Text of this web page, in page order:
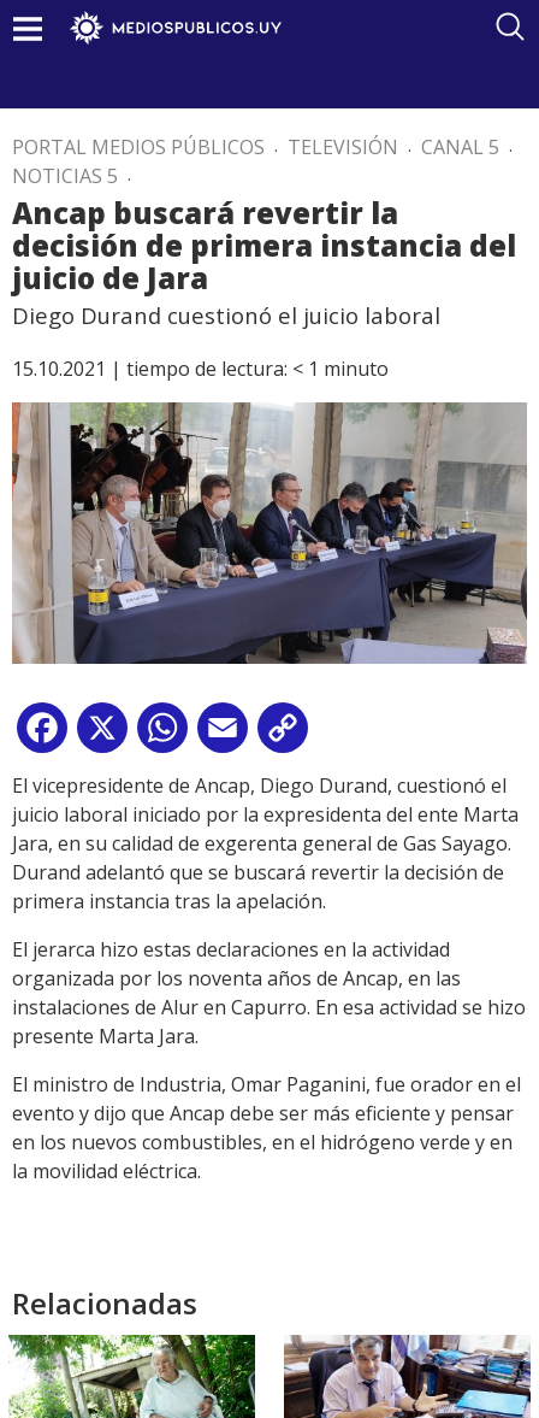
PORTAL MEDIOS PÚBLICOS . TELEVISIÓN . CANAL 5 .
NOTICIAS 5 .
Ancap buscará revertir la
decisión de primera instancia del
juicio de Jara
Diego Durand cuestionó el juicio laboral
15.10.2021 | tiempo de lectura: < 1 minuto
Facebook
X WhatsApp
Email
Link
El vicepresidente de Ancap, Diego Durand, cuestionó el
juicio laboral iniciado por la expresidenta del ente Marta
Jara, en su calidad de exgerenta general de Gas Sayago.
Durand adelantó que se buscará revertir la decisión de
primera instancia tras la apelación.
El jerarca hizo estas declaraciones en la actividad
organizada por los noventa años de Ancap, en las
instalaciones de Alur en Capurro. En esa actividad se hizo
presente Marta Jara.
El ministro de Industria, Omar Paganini, fue orador en el
evento y dijo que Ancap debe ser más eficiente y pensar
en los nuevos combustibles, en el hidrógeno verde y en
la movilidad eléctrica.
Relacionadas